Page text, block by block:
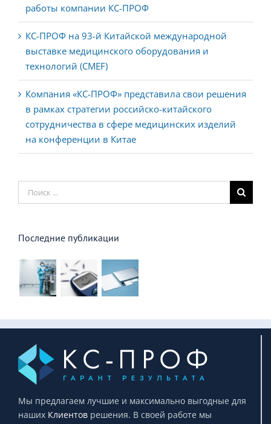
работы компании КС-ПРОФ
КС-ПРОФ на 93-й Китайской международной
выставке медицинского оборудования и
технологий (CMEF)
Компания «КС-ПРОФ» представила свои решения
в рамках стратегии российско-китайского
сотрудничества в сфере медицинских изделий
на конференции в Китае
Результат
поиска:
Последние публикации
Мы предлагаем лучшие и максимально выгодные для
наших Клиентов решения. В своей работе мы